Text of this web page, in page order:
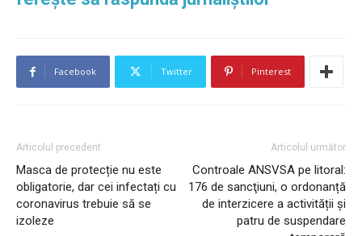
Facebook Twitter Pinterest
Articolul precedent
Masca de protecție nu este
obligatorie, dar cei infectați cu
coronavirus trebuie să se
izoleze
Articolul următor
Controale ANSVSA pe litoral:
176 de sancţiuni, o ordonanță
de interzicere a activității şi
patru de suspendare